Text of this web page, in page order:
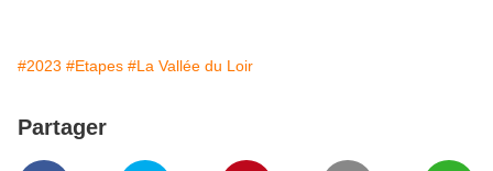
#2023 #Etapes #La Vallée du Loir
Partager